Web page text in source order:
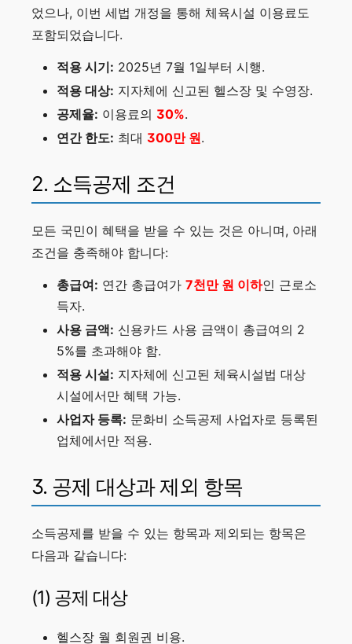
었으나, 이번 세법 개정을 통해 체육시설 이용료도
포함되었습니다.
적용 시기: 2025년 7월 1일부터 시행.
적용 대상: 지자체에 신고된 헬스장 및 수영장.
공제율: 이용료의 30%.
연간 한도: 최대 300만 원.
2. 소득공제 조건
모든 국민이 혜택을 받을 수 있는 것은 아니며, 아래
조건을 충족해야 합니다:
총급여: 연간 총급여가 7천만 원 이하인 근로소
득자.
사용 금액: 신용카드 사용 금액이 총급여의 2
5%를 초과해야 함.
적용 시설: 지자체에 신고된 체육시설법 대상
시설에서만 혜택 가능.
사업자 등록: 문화비 소득공제 사업자로 등록된
업체에서만 적용.
3. 공제 대상과 제외 항목
소득공제를 받을 수 있는 항목과 제외되는 항목은
다음과 같습니다:
(1) 공제 대상
헬스장 월 회원권 비용.